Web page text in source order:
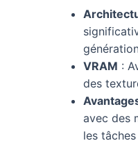
VRAM :
des
avec des
les